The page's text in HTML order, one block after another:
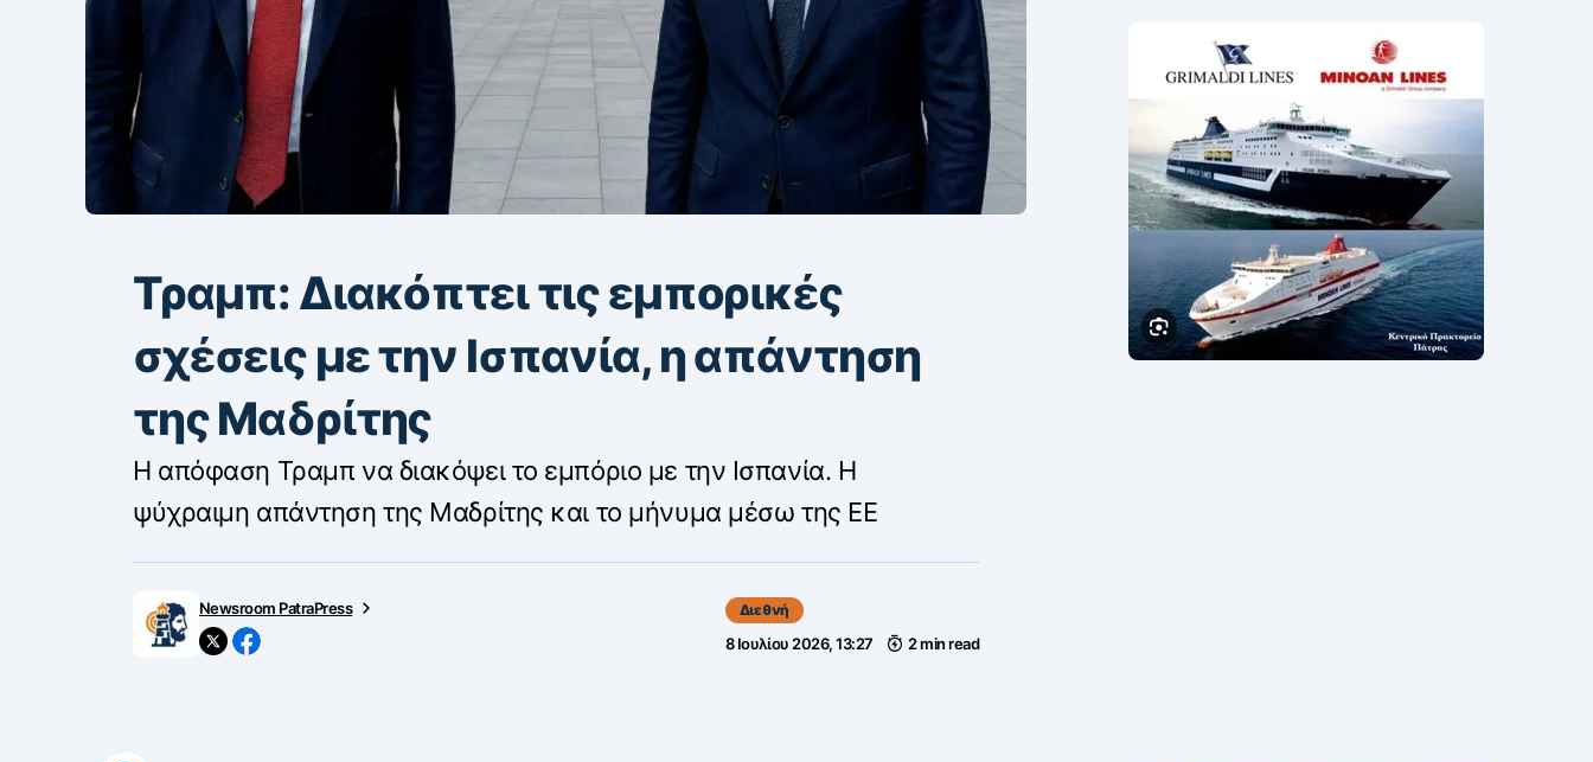
Τραμπ: Διακόπτει τις εμπορικές
σχέσεις με την Ισπανία, η απάντηση
της Μαδρίτης
Η απόφαση Τραμπ να διακόψει το εμπόριο με την Ισπανία. Η
ψύχραιμη απάντηση της Μαδρίτης και το μήνυμα μέσω της ΕΕ
Newsroom PatraPress Διεθνή
8 Ιουλίου 2026, 13:27 2 min read